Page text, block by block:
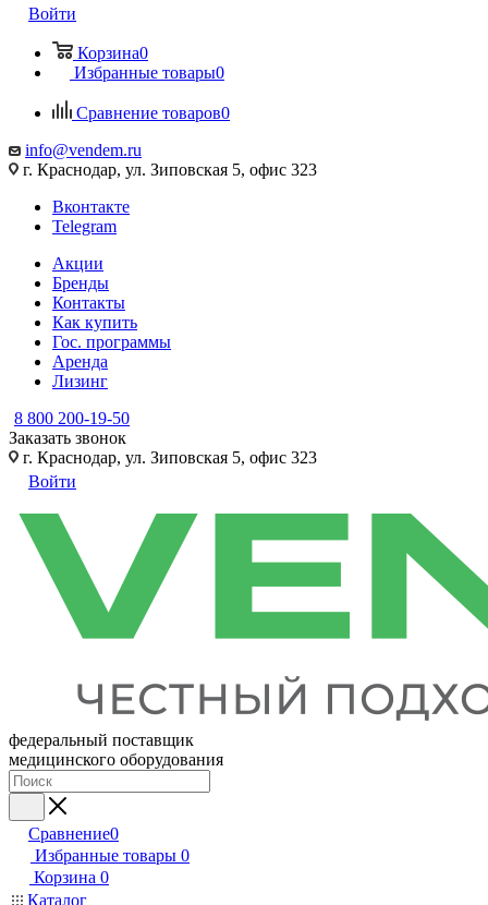
Войти
Корзина0
Избранные товары0
Сравнение товаров0
info@vendem.ru
г. Краснодар, ул. Зиповская 5, офис 323
Вконтакте
Telegram
Акции
Бренды
Контакты
Как купить
Гос. программы
Аренда
Лизинг
8 800 200-19-50
Заказать звонок
г. Краснодар, ул. Зиповская 5, офис 323
Войти
федеральный поставщик
медицинского оборудования
Сравнение0
Избранные товары 0
Корзина 0
Каталог